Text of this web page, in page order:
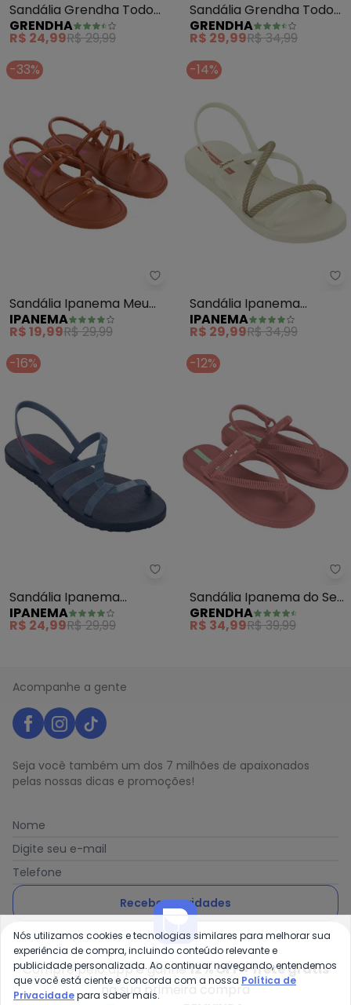
Sandália Grendha Todo
Dia Elegante (Preto)
GRENDHA
R$ 24,99R$ 29,99
Sandália Grendha Todo
Dia Conquista (Off White)
GRENDHA
R$ 29,99R$ 34,99
-33%
Ipanema - Sandália Ipanema
Sandália Ipanema Meu
Sol (Marrom)
IPANEMA
R$ 19,99R$ 29,99
-14%
Sandália Ipanema
Diversa (Bege)
IPANEMA
R$ 29,99R$ 34,99
-16%
Ipanema - Sandália Ipanema
Sandália Ipanema
Diversa (Azul)
IPANEMA
R$ 24,99R$ 29,99
-12%
Sandália Ipanema do Seu
Jeito Craft (Rosa)
GRENDHA
R$ 34,99R$ 39,99
Acompanhe a gente
Seja você também um dos 7 milhões de apaixonados
pelas nossas dicas e promoções!
Nome
Digite seu e-mail
Telefone
Receber novidades
Ao enviar o cadastro, você concorda com a nossa Política
de Privacidade
Compre pelo app e ganhe12% OFF + frete grátis
na sua primeira compra
Nós utilizamos cookies e tecnologias similares para melhorar sua
experiência de compra, incluindo conteúdo relevante e
publicidade personalizada. Ao continuar navegando, entendemos
que você está ciente e concorda com a nossa Política de
Privacidadepara saber mais.